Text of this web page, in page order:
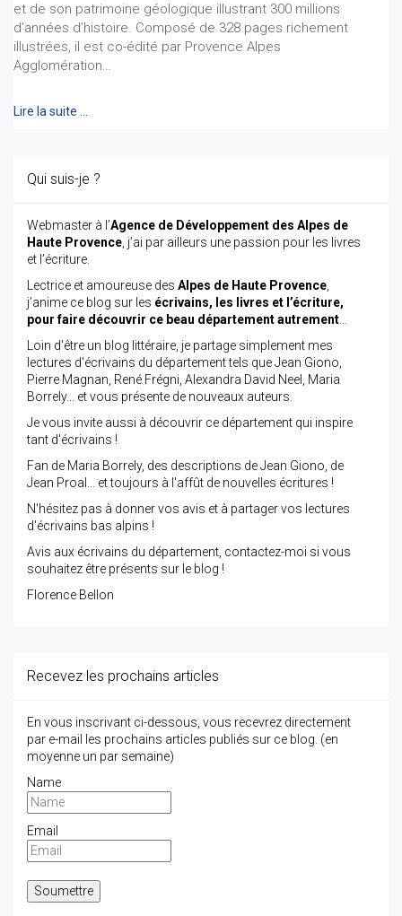
et de son patrimoine géologique illustrant 300 millions
d’années d’histoire. Composé de 328 pages richement
illustrées, il est co-édité par Provence Alpes
Agglomération…
Lire la suite …
Qui suis-je ?
Webmaster à l’Agence de Développement des Alpes de
Haute Provence , j’ai par ailleurs une passion pour les livres
et l’écriture.
Lectrice et amoureuse des Alpes de Haute Provence
j’anime ce blog sur les écrivains, les livres et l’écriture,
pour faire découvrir ce beau département autrement
Loin d'être un blog littéraire, je partage simplement mes
lectures d'écrivains du département tels que Jean Giono,
Pierre Magnan, René Frégni, Alexandra David Neel, Maria
Borrely... et vous présente de nouveaux auteurs.
Je vous invite aussi à découvrir ce département qui inspire
tant d'écrivains !
Fan de Maria Borrely, des descriptions de Jean Giono, de
Jean Proal... et toujours à l'affût de nouvelles écritures !
N'hésitez pas à donner vos avis et à partager vos lectures
d'écrivains bas alpins !
Avis aux écrivains du département, contactez-moi si vous
souhaitez être présents sur le blog !
Florence Bellon
Recevez les prochains articles
En vous inscrivant ci-dessous, vous recevrez directement
par e-mail les prochains articles publiés sur ce blog. (en
moyenne un par semaine)
Name
Email